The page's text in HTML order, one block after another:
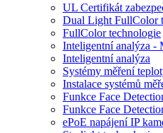
UL Certifikát
Dual Light FullColor
FullColor technologie
Inteligentní analýza -
Inteligentní analýza
Systémy měření
Instalace systémů
Funkce Face
Funkce Face
ePoE napájení IP